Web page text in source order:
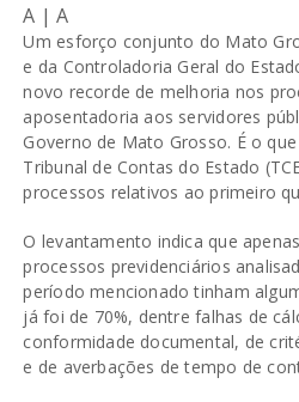
A |A
Um esforço conjunto do Mato
e da Controladoria Geral do
novo recorde de melhoria nos
aposentadoria aos servidores
Governo de Mato Grosso. É o
Tribunal de Contas do Estado
processos relativos ao primeiro
O levantamento indica que
processos previdenciários
período mencionado tinham
já foi de 70%, dentre falhas de
conformidade documental, de
e de averbações de tempo de